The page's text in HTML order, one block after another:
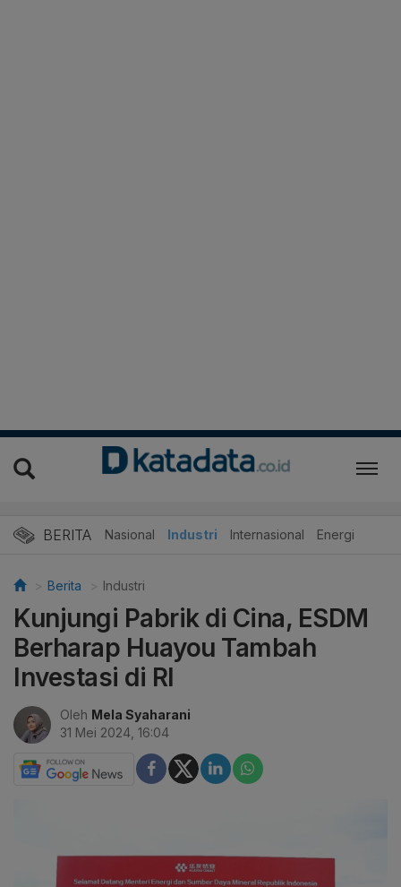
BERITA Nasional Industri Internasional Energi
Berita Industri
Kunjungi Pabrik di Cina, ESDM
Berharap Huayou Tambah
Investasi di RI
Oleh Mela Syaharani
31 Mei 2024, 16:04